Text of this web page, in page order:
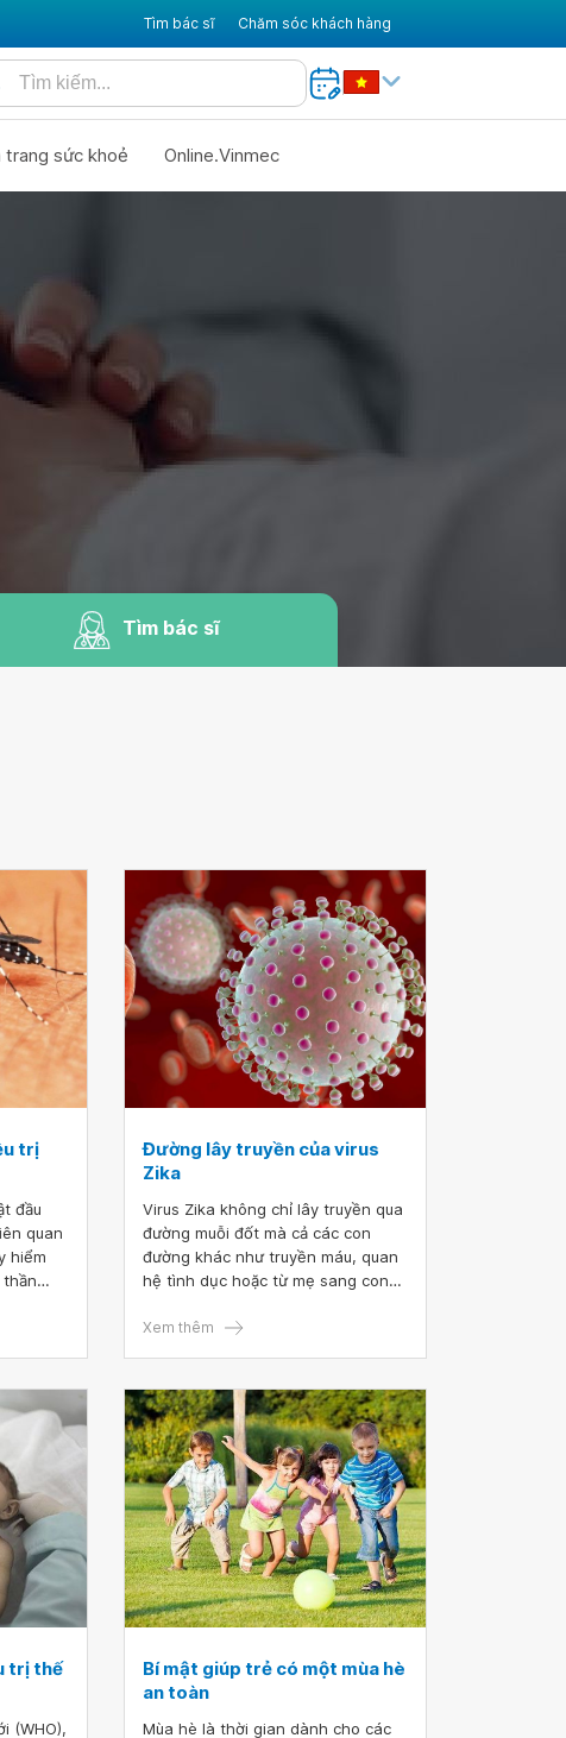
Tìm bác sĩ Chăm sóc khách hàng
trang sức khoẻ Online.Vinmec
Tìm bác sĩ
trị
đầu
quan
hiểm
cần
Zika
cơ
Đường lây truyền của virus
Zika
Virus Zika không chỉ lây truyền qua
đường muỗi đốt mà cả các con
đường khác như truyền máu, quan
hệ tình dục hoặc từ mẹ sang con
ban sần, đau mỏi cơ, khớp, viêm
Xem thêm
trị thế
(WHO),
Bí mật giúp trẻ có một mùa hè
an toàn
Mùa hè là thời gian dành cho các